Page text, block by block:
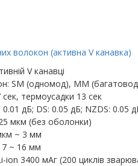
волокон (активна V канавка)
V канавці
SM (одномод), MM
термоусадки 13 сек
дБ; DS: 0.05 дБ; NZDS: 0.05
мкм (без оболонки)
~ 3 мм
7 ~ 16 мм
3400 мАг (200 циклів